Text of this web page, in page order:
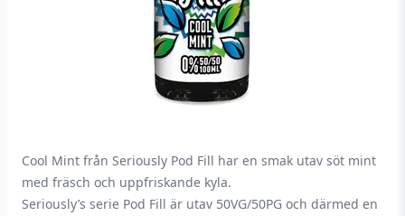
Cool Mint från Seriously Pod Fill har en smak utav söt mint
med fräsch och uppfriskande kyla.
Seriously’s serie Pod Fill är utav 50VG/50PG och därmed en